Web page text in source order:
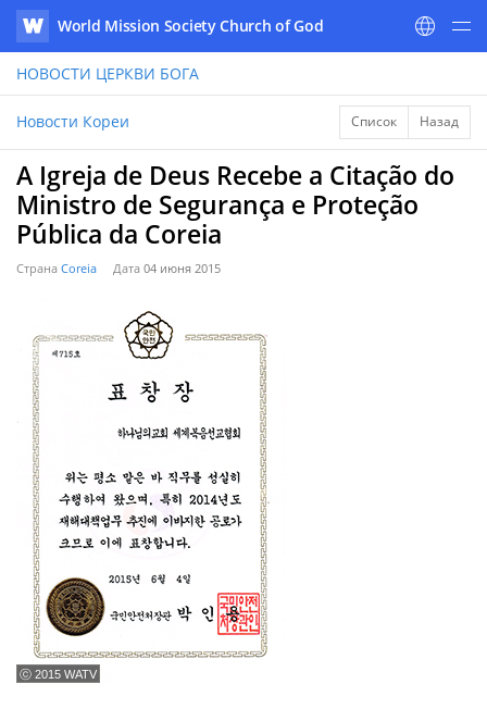
WATV
World Mission Society Church of God
НОВОСТИ ЦЕРКВИ БОГА
Новости Кореи Список Назад
A Igreja de Deus Recebe a Citação do
Ministro de Segurança e Proteção
Pública da Coreia
Страна Coreia Дата 04 июня 2015
ⓒ 2015 WATV